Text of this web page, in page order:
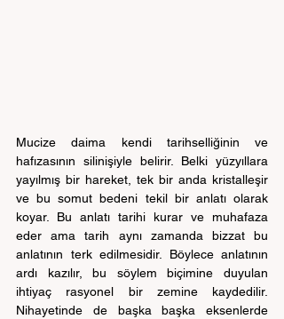
Mucize daima kendi tarihselliğinin ve
hafızasının silinişiyle belirir. Belki yüzyıllara
yayılmış bir hareket, tek bir anda kristalleşir
ve bu somut bedeni tekil bir anlatı olarak
koyar. Bu anlatı tarihi kurar ve muhafaza
eder ama tarih aynı zamanda bizzat bu
anlatının terk edilmesidir. Böylece anlatının
ardı kazılır, bu söylem biçimine duyulan
ihtiyaç rasyonel bir zemine kaydedilir.
Nihayetinde de başka başka eksenlerde